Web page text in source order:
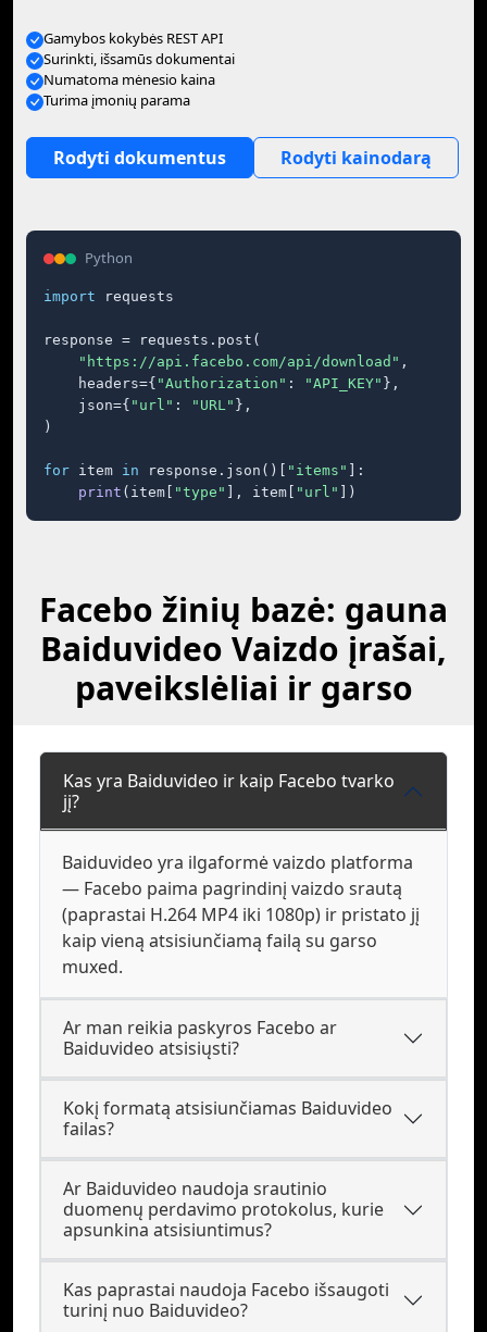
Gamybos kokybės REST API
Surinkti, išsamūs dokumentai
Numatoma mėnesio kaina
Turima įmonių parama
Rodyti dokumentus Rodyti kainodarą
Python
import requests
response = requests.post(
"https://api.facebo.com/api/download" ,
    headers={
"Authorization" : "API_KEY" },
    json={
"url" : "URL" },
)
for item in response.json()[ "items"
]:
print (item[ "type" ], item[ "url" ])
Facebo žinių bazė: gauna
Baiduvideo Vaizdo įrašai,
paveikslėliai ir garso
Kas yra Baiduvideo ir kaip Facebo tvarko
jį?
Baiduvideo yra ilgaformė vaizdo platforma
— Facebo paima pagrindinį vaizdo srautą
(paprastai H.264 MP4 iki 1080p) ir pristato jį
kaip vieną atsisiunčiamą failą su garso
muxed.
Ar man reikia paskyros Facebo ar
Baiduvideo atsisiųsti?
Kokį formatą atsisiunčiamas Baiduvideo
failas?
Ar Baiduvideo naudoja srautinio
duomenų perdavimo protokolus, kurie
apsunkina atsisiuntimus?
Kas paprastai naudoja Facebo išsaugoti
turinį nuo Baiduvideo?